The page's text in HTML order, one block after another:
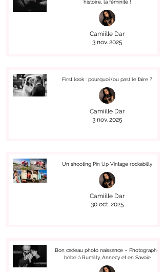
histoire, la féminité !
Camiille Dar
3 nov. 2025
First look : pourquoi (ou pas) le faire ?
Camiille Dar
3 nov. 2025
Un shooting Pin Up Vintage rockabilly
Camiille Dar
30 oct. 2025
Bon cadeau photo naissance – Photographe
bébé à Rumilly, Annecy et en Savoie